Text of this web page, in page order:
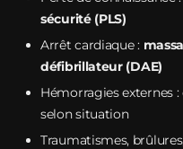
sécurité (PLS)
Arrêt cardiaque :
défibrillateur (DAE)
Hémorragies externes
selon situation
Traumatismes,